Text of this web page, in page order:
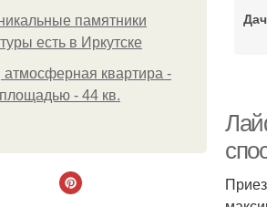
памятники
есть в Иркутске
атмосферная квартира -
- 44 кв.